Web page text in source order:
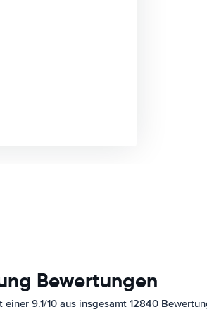
Bewertungen
9.1/10 aus insgesamt 12840